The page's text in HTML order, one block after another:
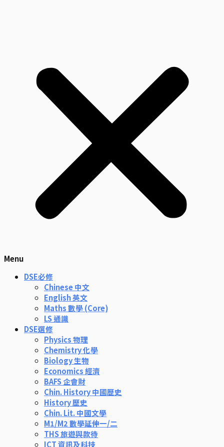
Menu
DSE必修
Chinese 中文
English 英文
Maths 數學 (Core)
LS 通識
DSE選修
Physics 物理
Chemistry 化學
Biology 生物
Economics 經濟
BAFS 企會財
Chin. History 中國歷史
History 歷史
Chin. Lit. 中國文學
M1/M2 數學延伸一/二
THS 旅遊與款待
ICT 資訊及科技